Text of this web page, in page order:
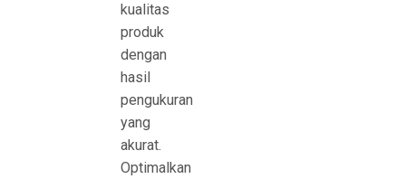
kualitas
produk
dengan
hasil
pengukuran
yang
akurat.
Optimalkan